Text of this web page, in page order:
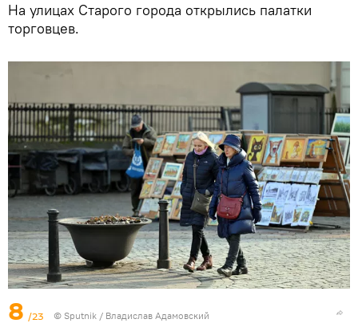
На улицах Старого города открылись палатки
торговцев.
8 /23 © Sputnik / Владислав Адамовский